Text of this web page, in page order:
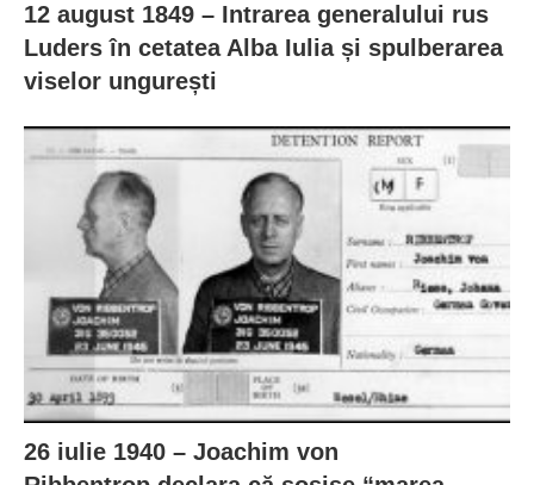
12 august 1849 – Intrarea generalului rus
Luders în cetatea Alba Iulia și spulberarea
viselor ungurești
26 iulie 1940 – Joachim von